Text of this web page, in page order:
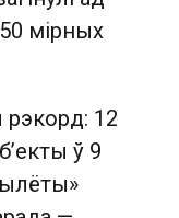
мірных
рэкорд: 12
ў 9